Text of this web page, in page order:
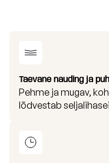
Taevane nauding ja
Pehme ja mugav,
lõdvestab